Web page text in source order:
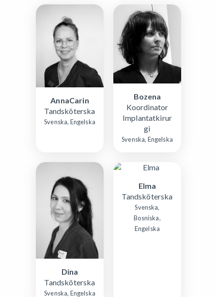
AnnaCarin
Tandsköterska
Svenska, Engelska
Bozena
Koordinator
Implantatkirur
gi
Svenska, Engelska
Dina
Tandsköterska
Svenska, Engelska
Elma
Tandsköterska
Svenska,
Bosniska,
Engelska